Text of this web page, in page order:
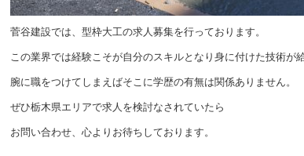
菅谷建設では、型枠大工の求人募集を行っております。
この業界では経験こそが自分のスキルとなり身に付けた技術が
腕に職をつけてしまえばそこに学歴の有無は関係ありません。
ぜひ栃木県エリアで求人を検討なされていたら
お問い合わせ、心よりお待ちしております。